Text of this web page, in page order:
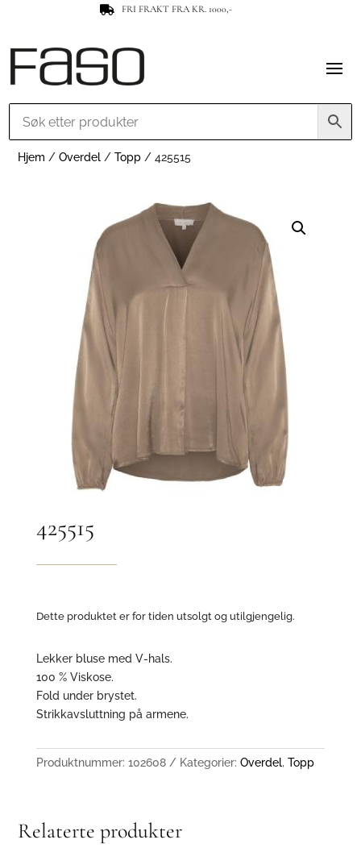
 FRI FRAKT FRA KR. 1000,-
Hjem /Overdel /Topp / 425515
425515
Dette produktet er for tiden utsolgt og utilgjengelig.
Lekker bluse med V-hals.
100 % Viskose.
Fold under brystet.
Strikkavsluttning på armene.
Produktnummer: 102608 Kategorier: Overdel, Topp
Relaterte produkter